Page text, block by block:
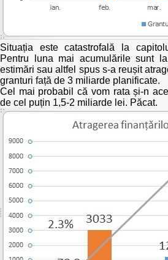
Situația este catastrofală la
Pentru luna mai acumulările sunt
estimări sau altfel spus s-a reușit
granturi față de 3 miliarde planificate.
Cel mai probabil că vom rata și-n
de cel puțin 1,5-2 miliarde lei. Păcat.